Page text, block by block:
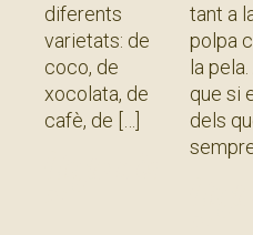
diferents
varietats: de
coco, de
xocolata, de
cafè, de
tant a
polpa
la
que si
dels